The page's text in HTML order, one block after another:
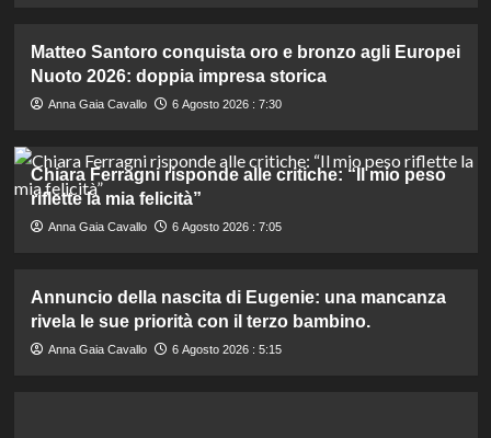
Matteo Santoro conquista oro e bronzo agli Europei
Nuoto 2026: doppia impresa storica
Anna Gaia Cavallo 6 Agosto 2026 : 7:30
Chiara Ferragni risponde alle critiche: “Il mio peso
riflette la mia felicità”
Anna Gaia Cavallo 6 Agosto 2026 : 7:05
Annuncio della nascita di Eugenie: una mancanza
rivela le sue priorità con il terzo bambino.
Anna Gaia Cavallo 6 Agosto 2026 : 5:15